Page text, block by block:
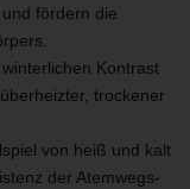
fördern die
Kontrast
trockener
von heiß und kalt
der Atemwegs-